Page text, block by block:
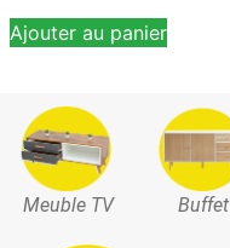
Ajouter au panier
Meuble TV Buffet